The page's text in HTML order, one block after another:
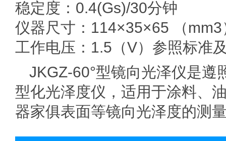
稳定度：0.4(Gs)/30分钟
仪器尺寸：114×35×65 （mm3
工作电压：1.5（V）参照标准
JKGZ-60°型镜向光泽仪是遵
型化光泽度仪，适用于涂料、
器家俱表面等镜向光泽度的测